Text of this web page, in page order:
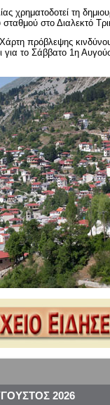
χρηματοδοτεί τη
στο Διαλεκτό
πρόβλεψης
για το Σάββατο 1η
2026